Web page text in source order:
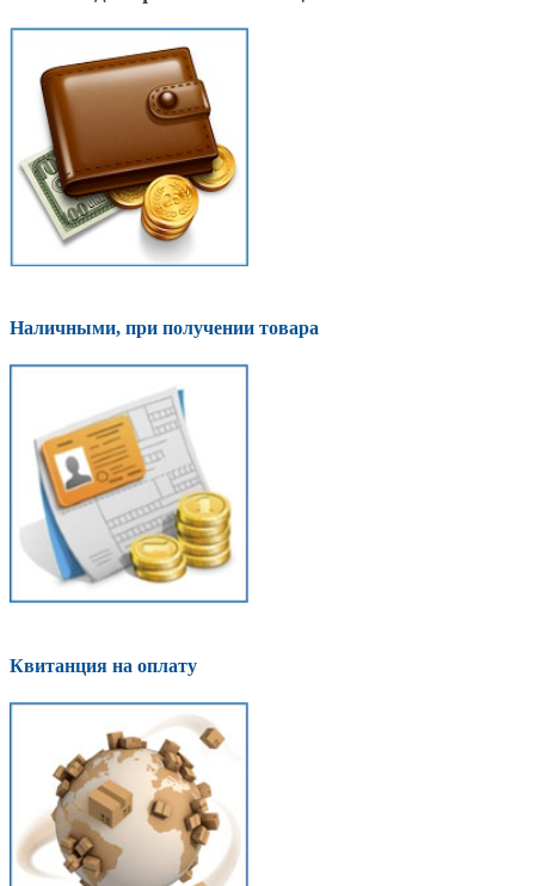
Наличными, при получении товара
Квитанция на оплату